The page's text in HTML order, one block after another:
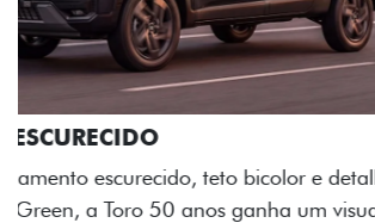
ADESIVOS ESTILIZADOS
Os adesivos aplicados no capô e nas
reforçam a identidade única dessa